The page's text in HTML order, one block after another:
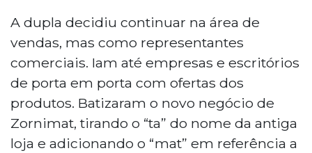
A dupla decidiu continuar na área de
vendas, mas como representantes
comerciais. Iam até empresas e escritórios
de porta em porta com ofertas dos
produtos. Batizaram o novo negócio de
Zornimat, tirando o “ta” do nome da antiga
loja e adicionando o “mat” em referência a